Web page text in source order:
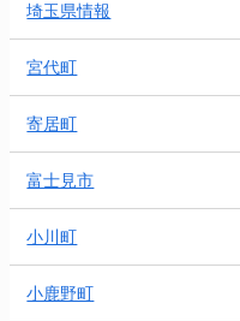
埼玉県情報
宮代町
寄居町
富士見市
小川町
小鹿野町